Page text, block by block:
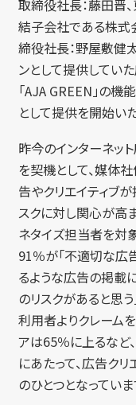
取締役社長：藤田晋
結子会社である株式
締役社長：野屋敷健太
ンとして提供してい
「AJA GREEN」の
として提供を開始い
昨今のインターネッ
を契機として、媒体
告やクリエイティブ
スクに対し関心が高
ネタイズ担当者を対
91％が「不適切な広
るような広告の掲載
のリスクがあると思
利用者よりクレーム
アは65％に上るなど
にあたって、広告ク
のひとつとなっていま